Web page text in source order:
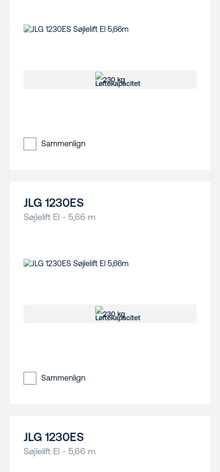
230 kg
Sammenlign
JLG 1230ES
Søjlelift El - 5,66 m
230 kg
Sammenlign
JLG 1230ES
Søjlelift El - 5,66 m